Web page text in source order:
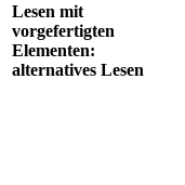
Lesen mit
vorgefertigten
Elementen:
alternatives Lesen